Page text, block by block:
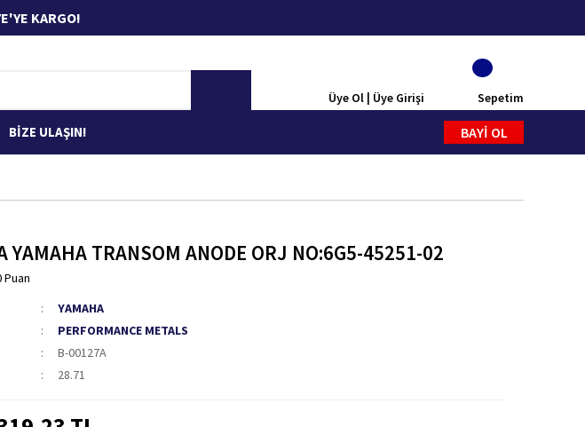
KARGO!
Üye Ol | Üye Girişi Sepetim
BİZE ULAŞIN! BAYİ OL
YAMAHA TRANSOM ANODE ORJ NO:6G5-45251-02
Puan
YAMAHA
PERFORMANCE METALS
B-00127A
28.71